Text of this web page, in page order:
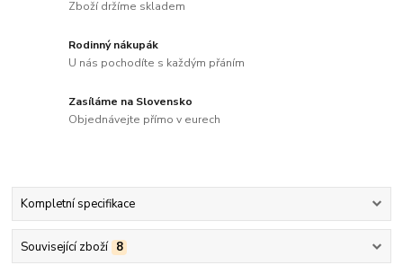
Zboží držíme skladem
Rodinný nákupák
U nás pochodíte s každým přáním
Zasíláme na Slovensko
Objednávejte přímo v eurech
Kompletní specifikace
Související zboží 8